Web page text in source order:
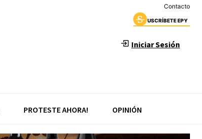
Contacto
USCRÍBETE EPY
Iniciar Sesión
PROTESTE AHORA! OPINIÓN